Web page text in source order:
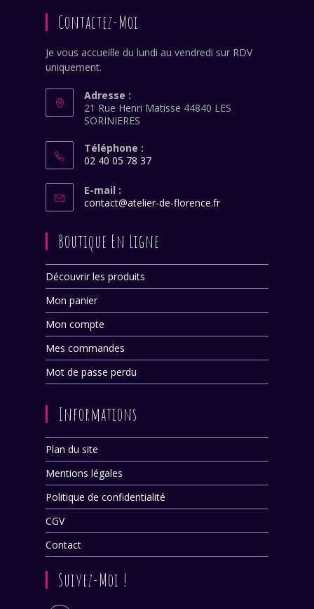
Contactez-Moi
Je vous accueille du lundi au vendredi sur RDV
uniquement.
Adresse :
21 Rue Henri Matisse 44840 LES
SORINIERES
Téléphone :
02 40 05 78 37
dans
votre
E-mail :
contact@atelier-de-florence.frS’ouvre
Boutique En Ligne
Découvrir les produits
Mon panier
Mon compte
Mes commandes
Mot de passe perdu
Informations
Plan du site
Mentions légales
Politique de confidentialité
CGV
Contact
Suivez-Moi !